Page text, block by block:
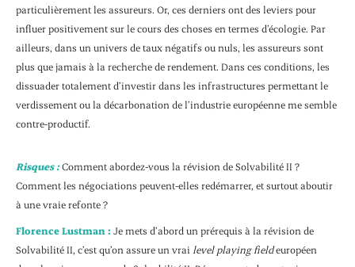
particulièrement les assureurs. Or, ces derniers ont des leviers pour
influer positivement sur le cours des choses en termes d’écologie. Par
ailleurs, dans un univers de taux négatifs ou nuls, les assureurs sont
plus que jamais à la recherche de rendement. Dans ces conditions, les
dissuader totalement d’investir dans les infrastructures permettant le
verdissement ou la décarbonation de l’industrie européenne me semble
contre-productif.
Risques :Comment abordez-vous la révision de Solvabilité II ?
Comment les négociations peuvent-elles redémarrer, et surtout aboutir
à une vraie refonte ?
Florence Lustman : Je mets d’abord un prérequis à la révision de
Solvabilité II, c’est qu’on assure un vrai level playing fieldeuropéen